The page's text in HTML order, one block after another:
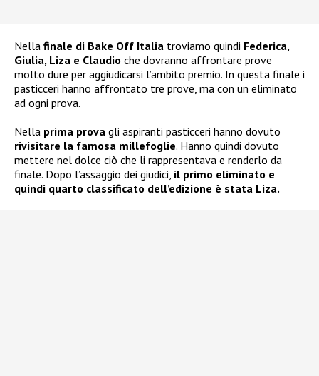
Nella finale di Bake Off Italia troviamo quindi Federica,
Giulia, Liza e Claudio che dovranno affrontare prove
molto dure per aggiudicarsi l’ambito premio. In questa finale i
pasticceri hanno affrontato tre prove, ma con un eliminato
ad ogni prova.
Nella prima prova gli aspiranti pasticceri hanno dovuto
rivisitare la famosa millefoglie. Hanno quindi dovuto
mettere nel dolce ciò che li rappresentava e renderlo da
finale. Dopo l’assaggio dei giudici, il primo eliminato e
quindi quarto classificato dell’edizione è stata Liza.